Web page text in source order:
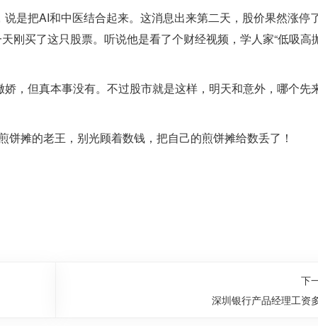
是把AI和中医结合起来。这消息出来第二天，股价果然涨停
刚买了这只股票。听说他是看了个财经视频，学人家“低吸高
，但真本事没有。不过股市就是这样，明天和意外，哪个先
摊的老王，别光顾着数钱，把自己的煎饼摊给数丢了！
下
深圳银行产品经理工资